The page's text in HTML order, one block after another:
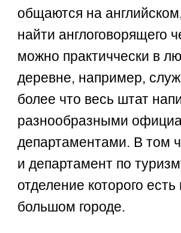
общаются на
найти англоговорящего
можно практиччески в
деревне, например,
более что весь штат
разнообразными
департаментами. В том
и департамент по
отделение которого
большом городе.